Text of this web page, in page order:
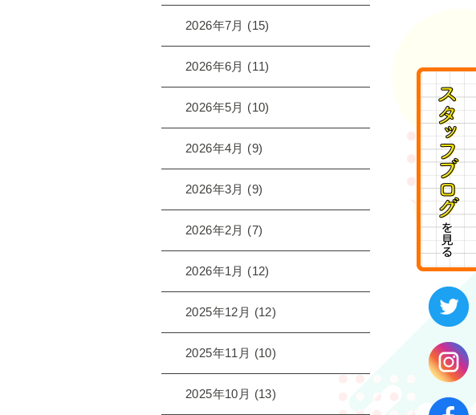
2026年7月 (15)
2026年6月 (11)
2026年5月 (10)
2026年4月 (9)
2026年3月 (9)
2026年2月 (7)
2026年1月 (12)
2025年12月 (12)
2025年11月 (10)
2025年10月 (13)